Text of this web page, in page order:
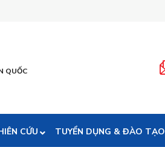
QUỐC
CỨU TUYỂN DỤNG & ĐÀO TẠO